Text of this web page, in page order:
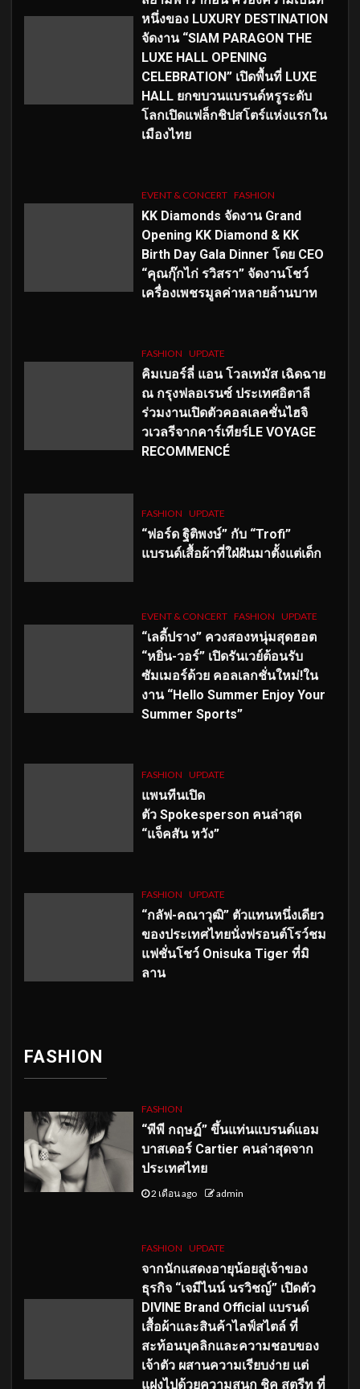
หนึ่งของ LUXURY DESTINATION
จัดงาน “SIAM PARAGON THE
LUXE HALL OPENING
CELEBRATION” เปิดพื้นที่ LUXE
HALL ยกขบวนแบรนด์หรูระดับ
โลกเปิดแฟล็กชิปสโตร์แห่งแรกใน
เมืองไทย
EVENT & CONCERT FASHION
KK Diamonds จัดงาน Grand
Opening KK Diamond & KK
Birth Day Gala Dinner โดย CEO
“คุณกุ๊กไก่ รวิสรา” จัดงานโชว์
เครื่องเพชรมูลค่าหลายล้านบาท
FASHION UPDATE
คิมเบอร์ลี่ แอน โวลเทมัส เฉิดฉาย
ณ กรุงฟลอเรนซ์ ประเทศอิตาลี
ร่วมงานเปิดตัวคอลเลคชั่นไฮจิ
วเวลรีจากคาร์เทียร์LE VOYAGE
RECOMMENCÉ
FASHION UPDATE
“ฟอร์ด ฐิติพงษ์” กับ “Trofi”
แบรนด์เสื้อผ้าที่ใฝ่ฝันมาตั้งแต่เด็ก
EVENT & CONCERT FASHION UPDATE
“เลดี้ปราง” ควงสองหนุ่มสุดฮอต
“หยิ่น-วอร์” เปิดรันเวย์ต้อนรับ
ซัมเมอร์ด้วย คอลเลกชั่นใหม่!ใน
งาน “Hello Summer Enjoy Your
Summer Sports”
FASHION UPDATE
แพนทีนเปิด
ตัว Spokesperson คนล่าสุด
“แจ็คสัน หวัง”
FASHION UPDATE
“กลัฟ-คณาวุฒิ” ตัวแทนหนึ่งเดียว
ของประเทศไทยนั่งฟรอนต์โรว์ชม
แฟชั่นโชว์ Onisuka Tiger ที่มิ
ลาน
FASHION
FASHION
“พีพี กฤษฏ์” ขึ้นแท่นแบรนด์แอม
บาสเดอร์ Cartier คนล่าสุดจาก
ประเทศไทย
2 เดือน ago admin
FASHION UPDATE
จากนักแสดงอายุน้อยสู่เจ้าของ
ธุรกิจ “เจมีไนน์ นรวิชญ์” เปิดตัว
DIVINE Brand Official แบรนด์
เสื้อผ้าและสินค้าไลฟ์สไตล์ ที่
สะท้อนบุคลิกและความชอบของ
เจ้าตัว ผสานความเรียบง่าย แต่
แฝงไปด้วยความสนุก ชิค สตรีท ที่